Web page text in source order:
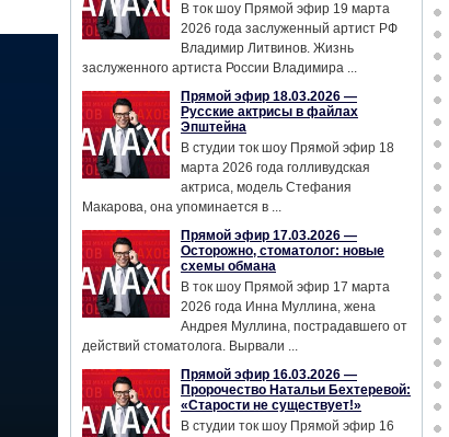
В ток шоу Прямой эфир 19 марта
2026 года заслуженный артист РФ
Владимир Литвинов. Жизнь
заслуженного артиста России Владимира ...
Прямой эфир 18.03.2026 —
Русские актрисы в файлах
Эпштейна
В студии ток шоу Прямой эфир 18
марта 2026 года голливудская
актриса, модель Стефания
Макарова, она упоминается в ...
Прямой эфир 17.03.2026 —
Осторожно, стоматолог: новые
схемы обмана
В ток шоу Прямой эфир 17 марта
2026 года Инна Муллина, жена
Андрея Муллина, пострадавшего от
действий стоматолога. Вырвали ...
Прямой эфир 16.03.2026 —
Пророчество Натальи Бехтеревой:
«Старости не существует!»
В студии ток шоу Прямой эфир 16